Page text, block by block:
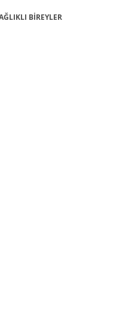
BİREYLER